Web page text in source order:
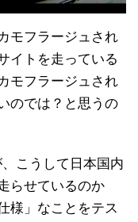
モフラージュされ
イトを走っている
モフラージュされ
のでは？と思うの
こうして日本国内
らせているのか
様」なことをテス